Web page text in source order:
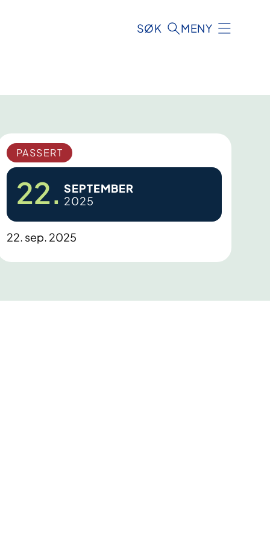
SØK MENY
PASSERT
22. SEPTEMBER
2025
22. sep. 2025